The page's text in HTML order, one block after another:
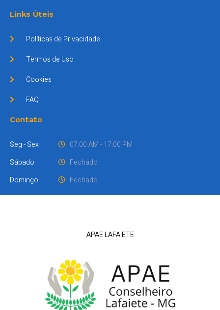
Links Úteis
Políticas de Privacidade
Termos de Uso
Cookies
FAQ
Contato
Seg - Sex
Sábado
Domingo
07.00 AM - 17.00 PM
Fechado
Fechado
APAE LAFAIETE